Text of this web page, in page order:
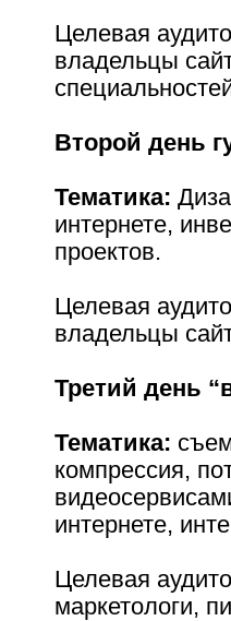
Целевая
владельцы
Второй день
Тематика:
интернете,
проектов.
Целевая
владельцы
Третий день
Тематика:
компрессия,
интернете,
Целевая
маркетологи,